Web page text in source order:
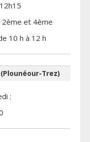
2ème et 4ème
10 h à 12 h
Trez)
: